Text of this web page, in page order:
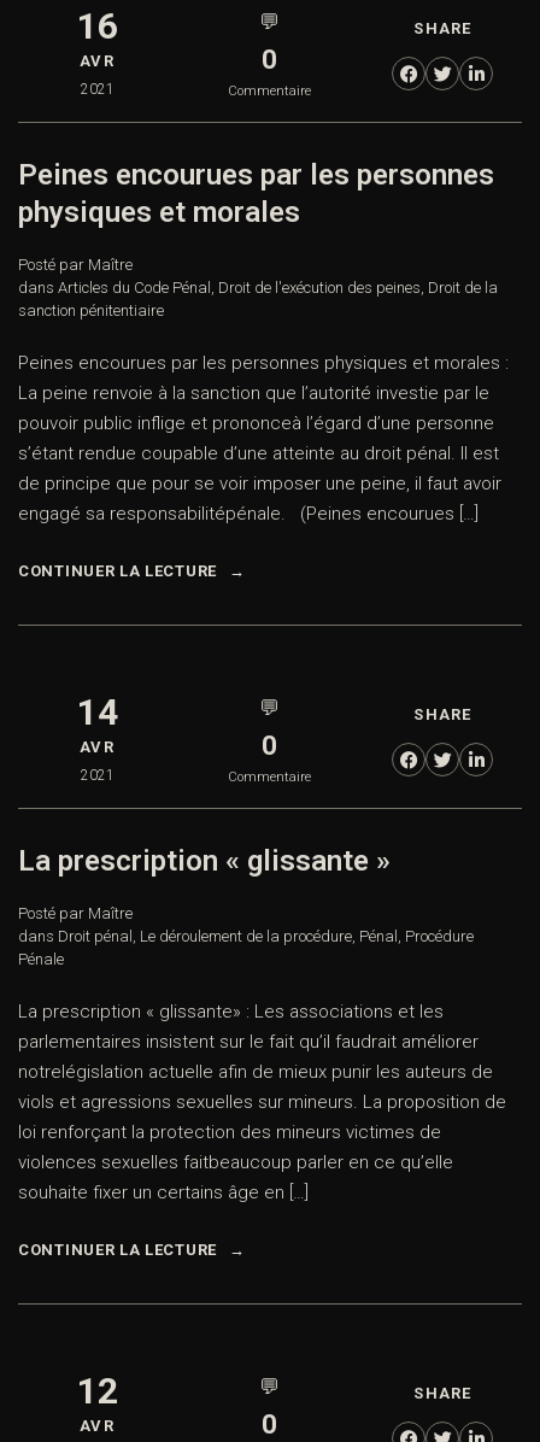
16
AVR
2021
💬
0
Commentaire
SHARE
Peines encourues par les personnes
physiques et morales
Posté par Maître
dans Articles du Code Pénal , Droit de l'exécution des peines, Droit de la
sanction pénitentiaire
Peines encourues par les personnes physiques et morales :
La peine renvoie à la sanction que l’autorité investie par le
pouvoir public inflige et prononceà l’égard d’une personne
s’étant rendue coupable d’une atteinte au droit pénal. Il est
de principe que pour se voir imposer une peine, il faut avoir
engagé sa responsabilitépénale. (Peines encourues […]
CONTINUER LA LECTURE
14
AVR
2021
💬
0
Commentaire
SHARE
La prescription « glissante »
Posté par Maître
dans Droit pénal , Le déroulement de la procédure, Pénal , Procédure
Pénale
La prescription « glissante» : Les associations et les
parlementaires insistent sur le fait qu’il faudrait améliorer
notrelégislation actuelle afin de mieux punir les auteurs de
viols et agressions sexuelles sur mineurs. La proposition de
loi renforçant la protection des mineurs victimes de
violences sexuelles faitbeaucoup parler en ce qu’elle
souhaite fixer un certains âge en […]
CONTINUER LA LECTURE
12
AVR
💬
0
SHARE